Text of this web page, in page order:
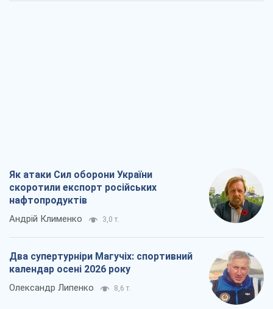
Як атаки Сил оборони України
скоротили експорт російських
нафтопродуктів
Андрій Клименко 3,0 т.
Два супертурніри Магучіх: спортивний
календар осені 2026 року
Олександр Липенко 8,6 т.